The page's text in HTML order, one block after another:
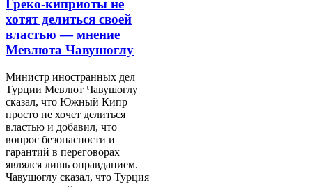
Греко-киприоты не
хотят делиться своей
властью — мнение
Мевлюта Чавушоглу
Министр иностранных дел
Турции Мевлют Чавушоглу
сказал, что Южный Кипр
просто не хочет делиться
властью и добавил, что
вопрос безопасности и
гарантий в переговорах
являлся лишь оправданием.
Чавушоглу сказал, что Турция